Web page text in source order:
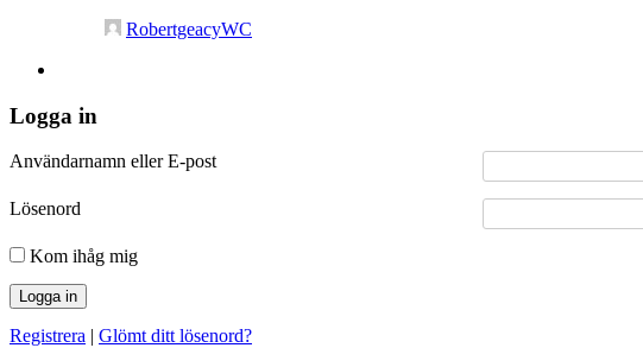
RobertgeacyWC
Logga in
Användarnamn eller E-post
Lösenord
Kom ihåg mig
Registrera | Glömt ditt lösenord?